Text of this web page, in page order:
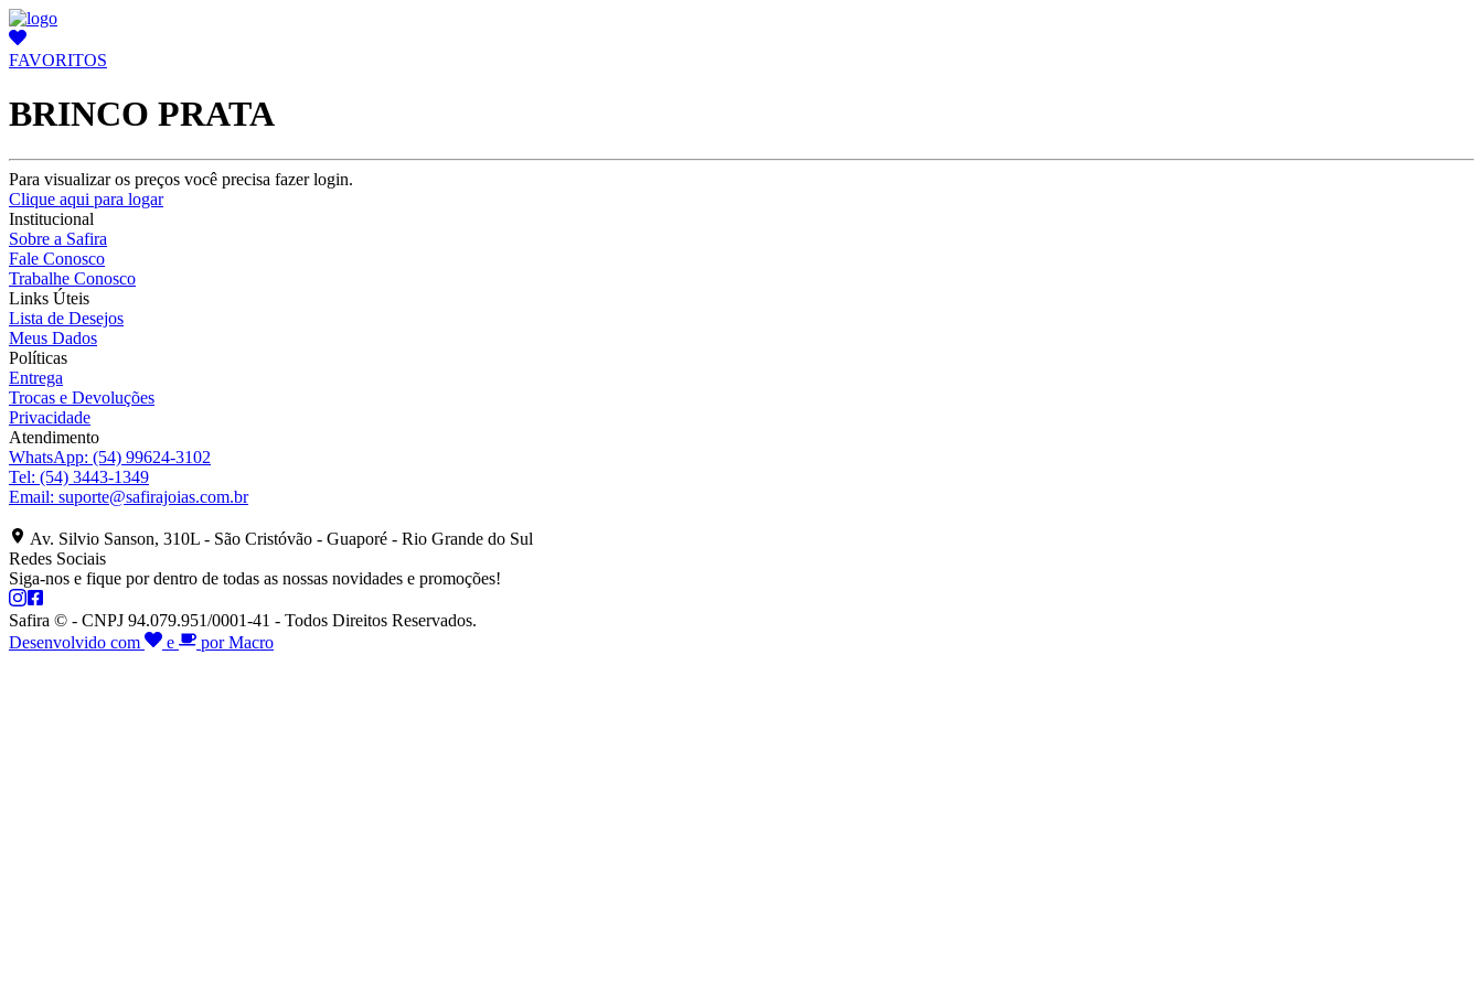
FAVORITOS
BRINCO PRATA
Para visualizar os preços você precisa fazer login.
Clique aqui para logar
Institucional
Sobre a Safira
Fale Conosco
Trabalhe Conosco
Links Úteis
Lista de Desejos
Meus Dados
Políticas
Entrega
Trocas e Devoluções
Privacidade
Atendimento
WhatsApp: (54) 99624-3102
Tel: (54) 3443-1349
Email: suporte@safirajoias.com.br
Av. Silvio Sanson, 310L - São Cristóvão - Guaporé - Rio Grande do Sul
Redes Sociais
Siga-nos e fique por dentro de todas as nossas novidades e promoções!
Safira © - CNPJ 94.079.951/0001-41 - Todos Direitos Reservados.
Desenvolvido com
e por Macro